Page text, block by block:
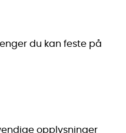
du kan feste på
opplysninger